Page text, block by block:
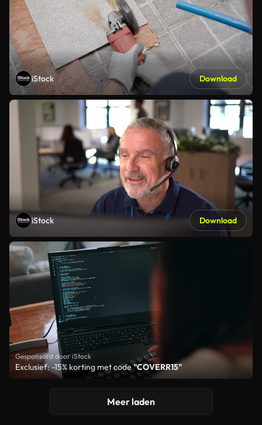
iStock Download
iStock Download
Gesponsord door iStock
Exclusief: -15% korting met code"COVERR15"
Meer laden